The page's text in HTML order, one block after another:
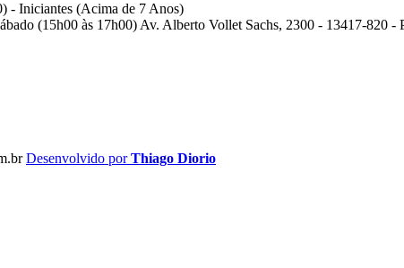
- Iniciantes (Acima de 7 Anos)
(15h00 às 17h00) Av. Alberto Vollet Sachs, 2300 - 13417-820 -
Desenvolvido porThiago Diorio